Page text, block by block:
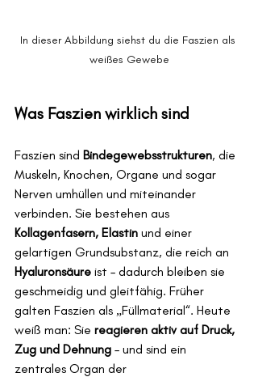
In dieser Abbildung siehst du die Faszien als
weißes Gewebe
Was Faszien wirklich sind
Faszien sind Bindegewebsstrukturen, die
Muskeln, Knochen, Organe und sogar
Nerven umhüllen und miteinander
verbinden. Sie bestehen aus
Kollagenfasern, Elastin und einer
gelartigen Grundsubstanz, die reich an
Hyaluronsäure ist – dadurch bleiben sie
geschmeidig und gleitfähig. Früher
galten Faszien als „Füllmaterial“. Heute
weiß man: Sie reagieren aktiv auf Druck,
Zug und Dehnung – und sind ein
zentrales Organ der